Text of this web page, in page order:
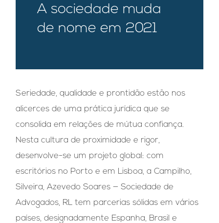
A sociedade muda
de nome em 2021
Seriedade, qualidade e prontidão estão nos
alicerces de uma prática jurídica que se
consolida em relações de mútua confiança.
Nesta cultura de proximidade e rigor,
desenvolve-se um projeto global: com
escritórios no Porto e em Lisboa, a Campilho,
Silveira, Azevedo Soares — Sociedade de
Advogados, RL tem parcerias sólidas em vários
países, designadamente Espanha, Brasil e